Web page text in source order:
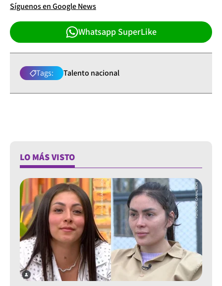
Síguenos en Google News
Whatsapp SuperLike
Tags: Talento nacional
LO MÁS VISTO